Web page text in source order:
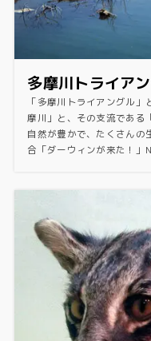
多摩川トライア
「多摩川トライアングル
摩川」と、その支流である
自然が豊かで、たくさんの
合「ダーウィンが来た！」